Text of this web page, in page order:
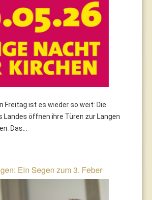
Freitag ist es wieder so weit: Die
Landes öffnen ihre Türen zur Langen
Das...
Ein Segen zum 3. Feber